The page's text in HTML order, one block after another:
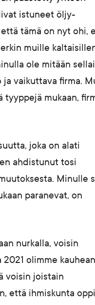
istuneet öljy-
tämä on nyt ohi,
muille
ole mitään
vaikuttava firma.
mukaan,
joka on alati
ahdistunut tosi
Minulle
paranevat, on
nurkalla, voisin
olimme kauhean
voisin joistain
että ihmiskunta